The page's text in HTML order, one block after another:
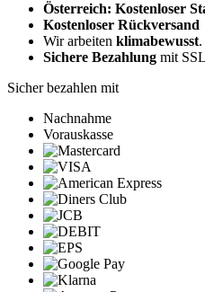
Österreich: Kostenloser
Kostenloser Rückversand
Wir arbeiten klimabewusst.
Sichere Bezahlung mit
Sicher bezahlen mit
Nachnahme
Vorauskasse